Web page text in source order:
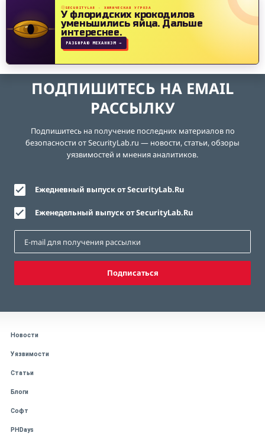
SECURITYLAB · ХИМИЧЕСКАЯ УГРОЗА
У флоридских крокодилов
уменьшились яйца.Дальше
интереснее.
РАЗБИРАЮ МЕХАНИЗМ →
ПОДПИШИТЕСЬ НА EMAIL
РАССЫЛКУ
Подпишитесь на получение последних материалов по
безопасности от SecurityLab.ru — новости, статьи, обзоры
уязвимостей и мнения аналитиков.
Ежедневный выпуск от SecurityLab.Ru
Еженедельный выпуск от SecurityLab.Ru
Подписаться
Новости
Уязвимости
Статьи
Блоги
Софт
PHDays